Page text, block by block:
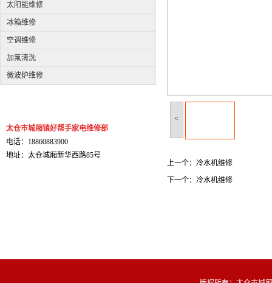
太阳能维修
冰箱维修
空调维修
加氟清洗
微波炉维修
太仓市城厢镇好帮手家电维修部
电话：18860883900
地址：太仓城厢新华西路85号
<
上一个： 冷水机维修
下一个： 冷水机维修